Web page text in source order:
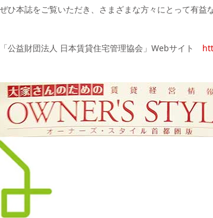
ぜひ本誌をご覧いただき、さまざまな方々にとって有益
「公益財団法人 日本賃貸住宅管理協会」Webサイト